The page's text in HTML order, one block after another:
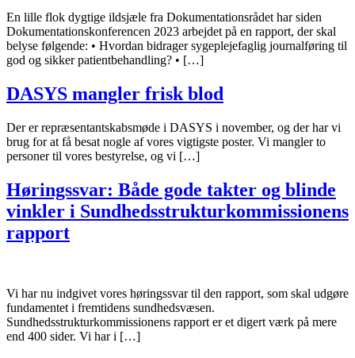
En lille flok dygtige ildsjæle fra Dokumentationsrådet har siden
Dokumentationskonferencen 2023 arbejdet på en rapport, der skal
belyse følgende: • Hvordan bidrager sygeplejefaglig journalføring til
god og sikker patientbehandling? • […]
DASYS mangler frisk blod
Der er repræsentantskabsmøde i DASYS i november, og der har vi
brug for at få besat nogle af vores vigtigste poster. Vi mangler to
personer til vores bestyrelse, og vi […]
Høringssvar: Både gode takter og blinde
vinkler i Sundhedsstrukturkommissionens
rapport
Vi har nu indgivet vores høringssvar til den rapport, som skal udgøre
fundamentet i fremtidens sundhedsvæsen.
Sundhedsstrukturkommissionens rapport er et digert værk på mere
end 400 sider. Vi har i […]